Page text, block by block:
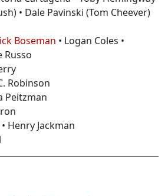
• Dale Pavinski (Tom Cheever)
Boseman • Logan Coles •
Russo
Robinson
Peitzman
Henry Jackman